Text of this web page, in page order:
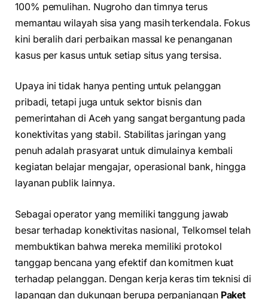
100% pemulihan. Nugroho dan timnya terus
memantau wilayah sisa yang masih terkendala. Fokus
kini beralih dari perbaikan massal ke penanganan
kasus per kasus untuk setiap situs yang tersisa.
Upaya ini tidak hanya penting untuk pelanggan
pribadi, tetapi juga untuk sektor bisnis dan
pemerintahan di Aceh yang sangat bergantung pada
konektivitas yang stabil. Stabilitas jaringan yang
penuh adalah prasyarat untuk dimulainya kembali
kegiatan belajar mengajar, operasional bank, hingga
layanan publik lainnya.
Sebagai operator yang memiliki tanggung jawab
besar terhadap konektivitas nasional, Telkomsel telah
membuktikan bahwa mereka memiliki protokol
tanggap bencana yang efektif dan komitmen kuat
terhadap pelanggan. Dengan kerja keras tim teknisi di
lapangan dan dukungan berupa perpanjangan Paket